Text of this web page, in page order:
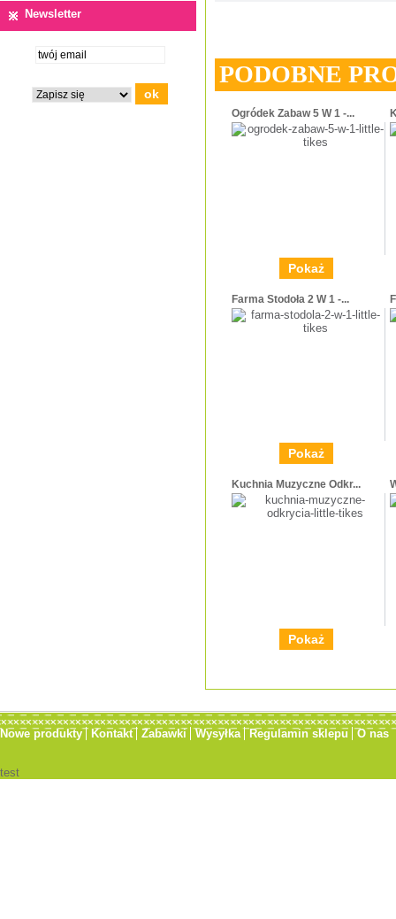
Newsletter
PODOBNE
Ogródek Zabaw 5 W 1 -...
Pokaż
Farma Stodoła 2 W 1 -...
Pokaż
Kuchnia Muzyczne Odkr...
Pokaż
Nowe produkty Kontakt Zabawki Wysyłka Regulamin sklepu O nas
test